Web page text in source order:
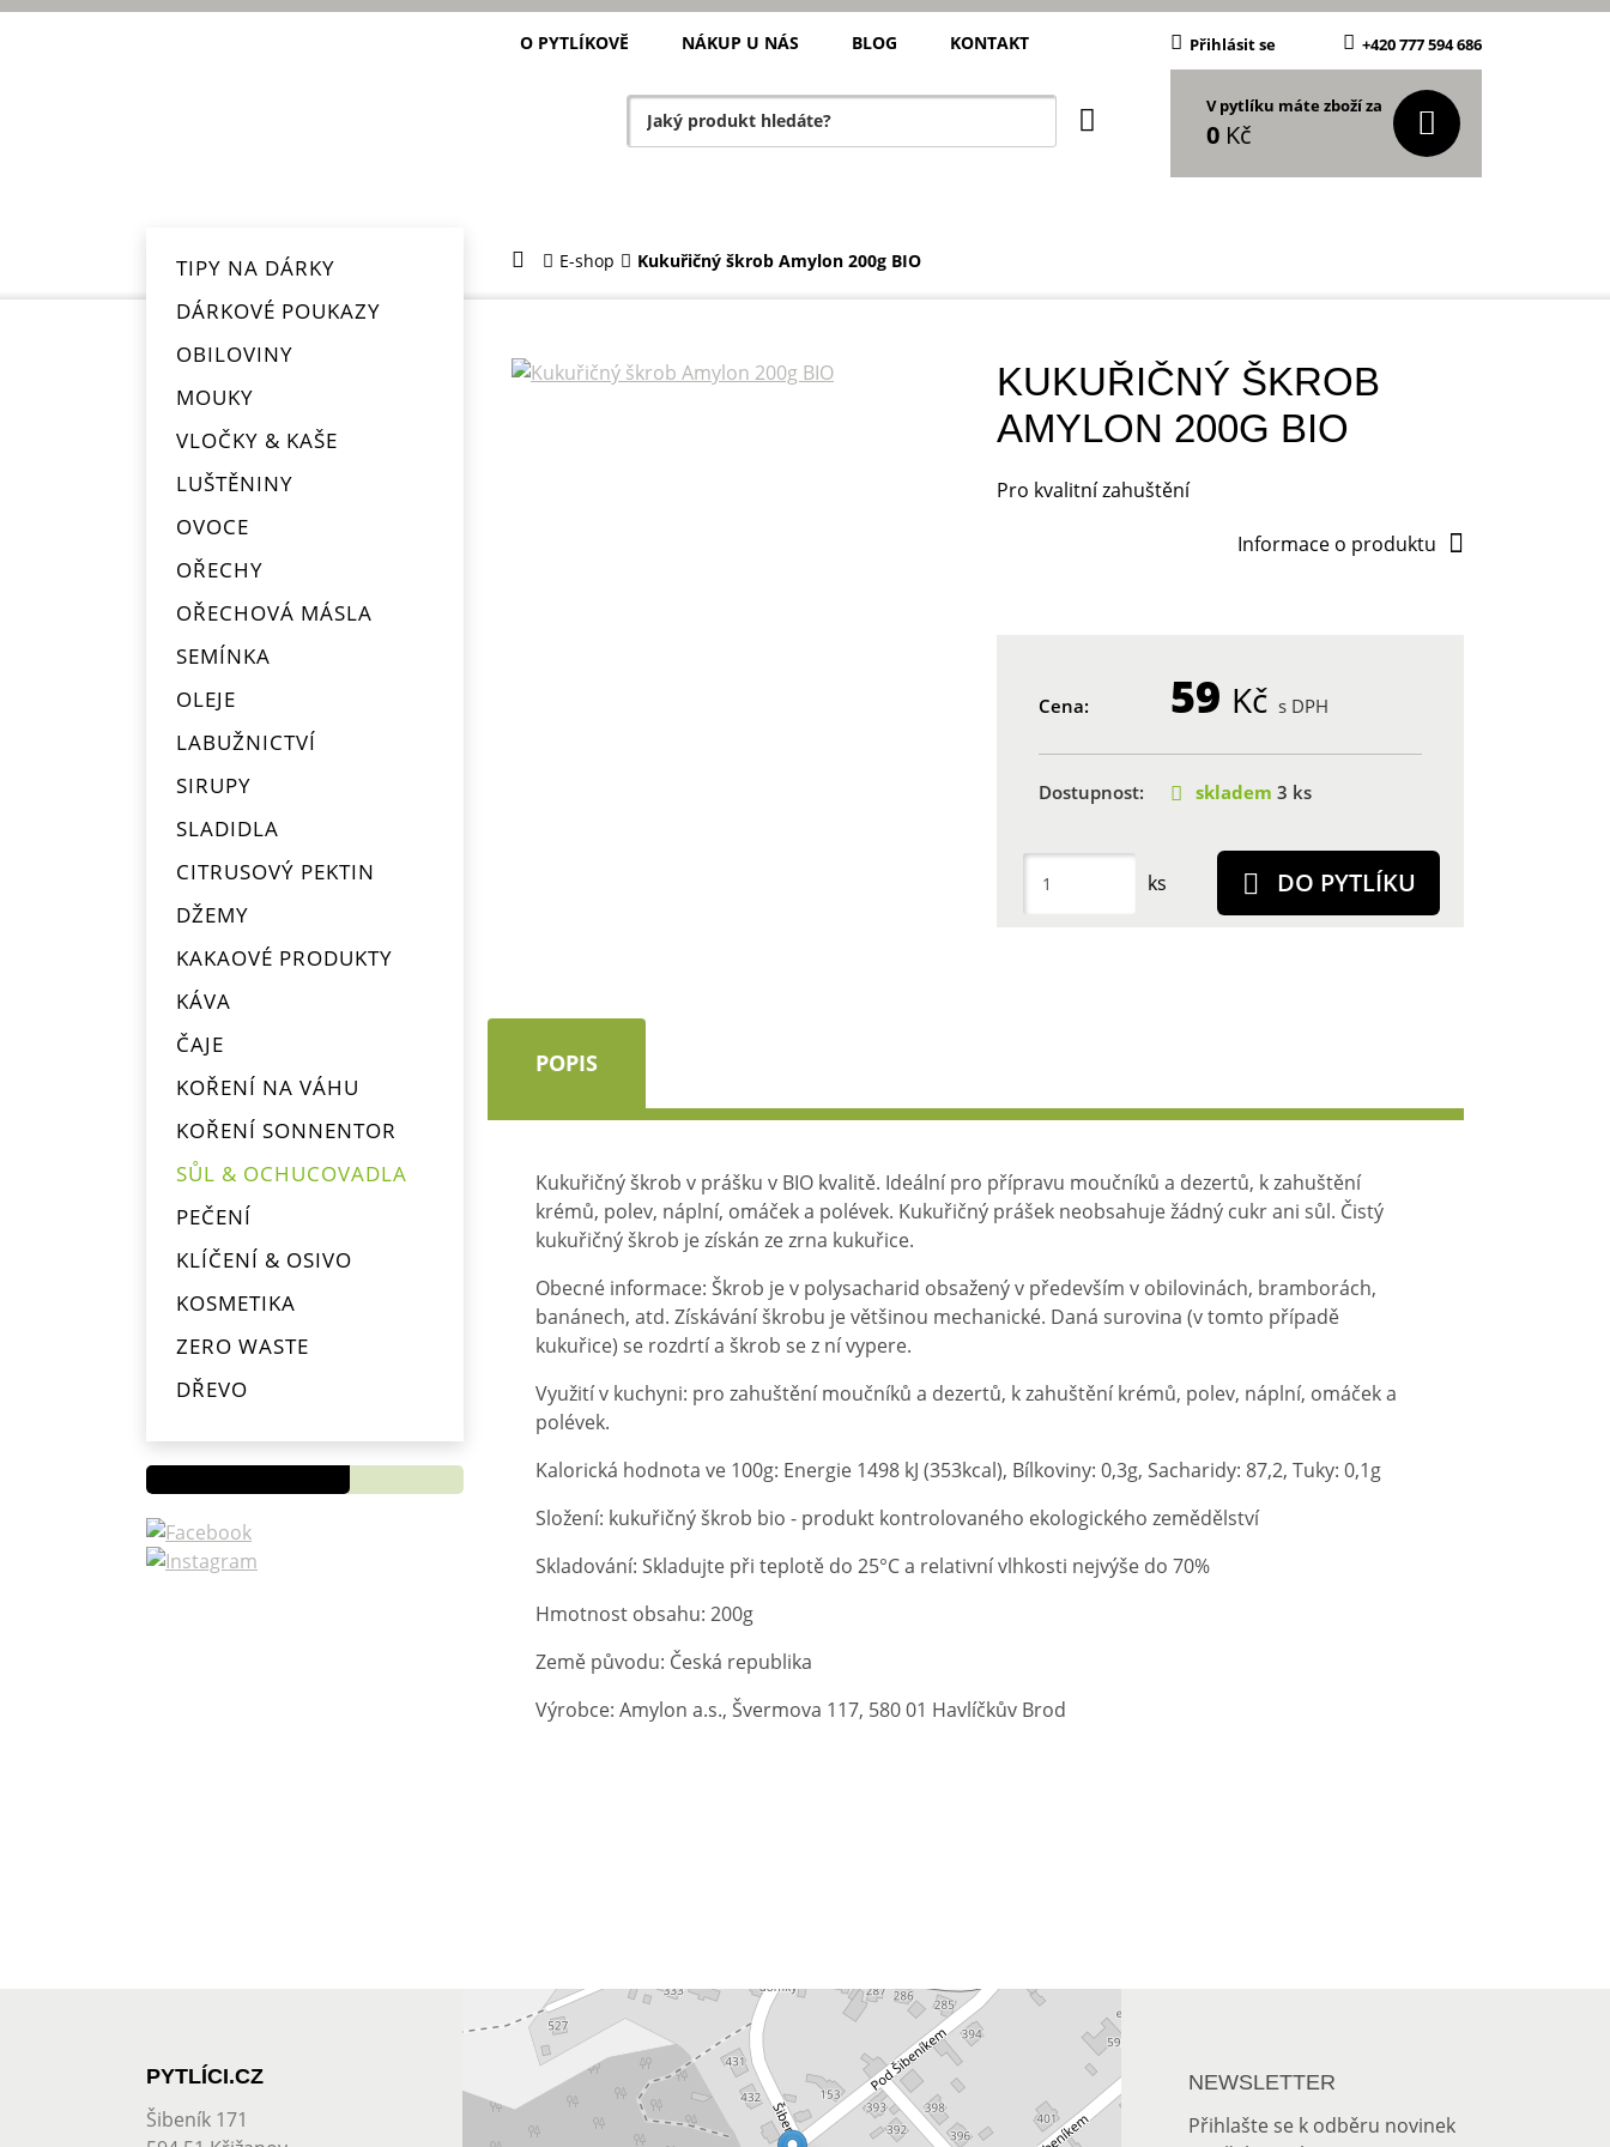
O PYTLÍKOVĚ NÁKUP U NÁS BLOG KONTAKT Přihlásit se +420 777 594 686
V pytlíku máte zboží za
0 Kč
E-shop Kukuřičný škrob Amylon 200g BIO
KUKUŘIČNÝ ŠKROB
AMYLON 200G BIO
Pro kvalitní zahuštění
Informace o produktu
Cena: 59 Kč s DPH
Dostupnost: skladem3 ks
ks DO PYTLÍKU
POPIS
Kukuřičný škrob v prášku v BIO kvalitě. Ideální pro přípravu moučníků a dezertů, k zahuštění
krémů, polev, náplní, omáček a polévek. Kukuřičný prášek neobsahuje žádný cukr ani sůl. Čistý
kukuřičný škrob je získán ze zrna kukuřice.
Obecné informace: Škrob je v polysacharid obsažený v především v obilovinách, bramborách,
banánech, atd. Získávání škrobu je většinou mechanické. Daná surovina (v tomto případě
kukuřice) se rozdrtí a škrob se z ní vypere.
Využití v kuchyni: pro zahuštění moučníků a dezertů, k zahuštění krémů, polev, náplní, omáček a
polévek.
Kalorická hodnota ve 100g: Energie 1498 kJ (353kcal), Bílkoviny: 0,3g, Sacharidy: 87,2, Tuky: 0,1g
Složení: kukuřičný škrob bio - produkt kontrolovaného ekologického zemědělství
Skladování: Skladujte při teplotě do 25°C a relativní vlhkosti nejvýše do 70%
Hmotnost obsahu: 200g
Země původu: Česká republika
Výrobce: Amylon a.s., Švermova 117, 580 01 Havlíčkův Brod
TIPY NA DÁRKY
DÁRKOVÉ POUKAZY
OBILOVINY
MOUKY
VLOČKY & KAŠE
LUŠTĚNINY
OVOCE
OŘECHY
OŘECHOVÁ MÁSLA
SEMÍNKA
OLEJE
LABUŽNICTVÍ
SIRUPY
SLADIDLA
CITRUSOVÝ PEKTIN
DŽEMY
KAKAOVÉ PRODUKTY
KÁVA
ČAJE
KOŘENÍ NA VÁHU
KOŘENÍ SONNENTOR
SŮL & OCHUCOVADLA
PEČENÍ
KLÍČENÍ & OSIVO
KOSMETIKA
ZERO WASTE
DŘEVO
PYTLÍCI.CZ
Šibeník 171
NEWSLETTER
Přihlašte se k odběru novinek